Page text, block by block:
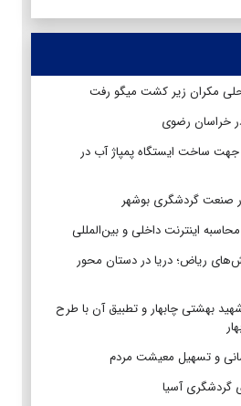
خراسان رضوی
جهت ساخت ایستگاه پمپاژ آب در
صنعت گردشگری بوشهر
اینترنت داخلی و بین‌المللی
ریاض؛ دریا در دستان محور
بهشتی چابهار و تطبیق آن با طرح
و تسهیل معیشت مردم